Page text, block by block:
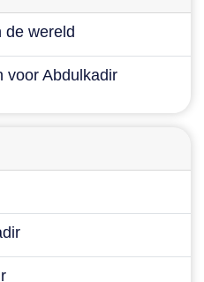
de wereld
voor Abdulkadir